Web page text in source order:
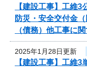
【建設工事】工
防災・安全交付金
（債務）他工事に
2025年1月28日更新
【建設工事】工